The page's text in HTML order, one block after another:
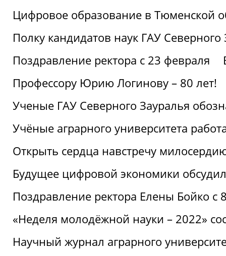
Цифровое образование в Тюменской
Полку кандидатов наук ГАУ
Поздравление ректора с 23 февраля
Профессору Юрию Логинову – 80 лет!
Ученые ГАУ Северного Зауралья
Учёные аграрного университета
Открыть сердца навстречу
Будущее цифровой экономики
Поздравление ректора Елены Бойко с
«Неделя молодёжной науки – 2022»
Научный журнал аграрного